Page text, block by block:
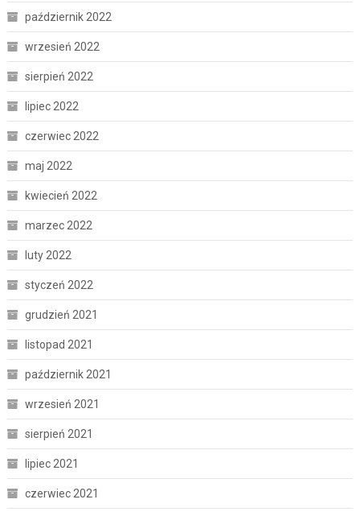
październik 2022
wrzesień 2022
sierpień 2022
lipiec 2022
czerwiec 2022
maj 2022
kwiecień 2022
marzec 2022
luty 2022
styczeń 2022
grudzień 2021
listopad 2021
październik 2021
wrzesień 2021
sierpień 2021
lipiec 2021
czerwiec 2021